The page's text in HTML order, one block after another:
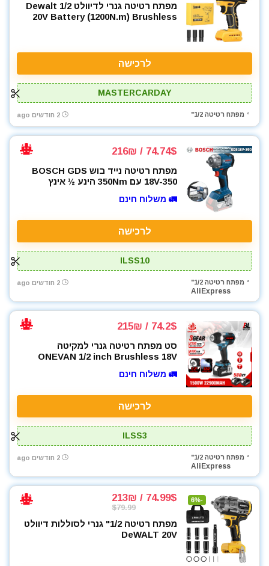
מפתח רטיטה גנרי לדיוולט 1/2 Dewalt
20V Battery (1200N.m) Brushless
לרכישה
MASTERCARDAY
מפתח רטיטה 1/2" 2 חודשים ago
74.74$ / 216₪
מפתח רטיטה נייד בוש BOSCH GDS
18V-350 עם 350Nm הינע ½ אינץ
🚛 משלוח חינם
לרכישה
ILSS10
מפתח רטיטה 1/2"
AliExpress
2 חודשים ago
74.2$ / 215₪
סט מפתח רטיטה גנרי למקיטה
ONEVAN 1/2 inch Brushless 18V
🚛 משלוח חינם
לרכישה
ILSS3
מפתח רטיטה 1/2"
AliExpress
2 חודשים ago
-6%
74.99$ / 213₪
$79.99
מפתח רטיטה 1/2" גנרי לסוללות דיוולט
DeWALT 20V